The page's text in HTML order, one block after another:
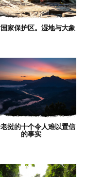
家保护区。湿地与大象
挝的十个令人难以置信
的事实